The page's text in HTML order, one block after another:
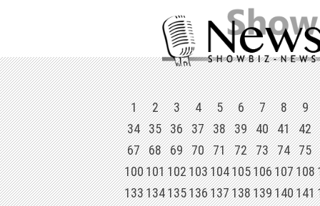
1 2 3 4 5 6 7 8 9
34 35 36 37 38 39 40 41 42
67 68 69 70 71 72 73 74 75
100101102103104105106107108
133134135136137138139140141